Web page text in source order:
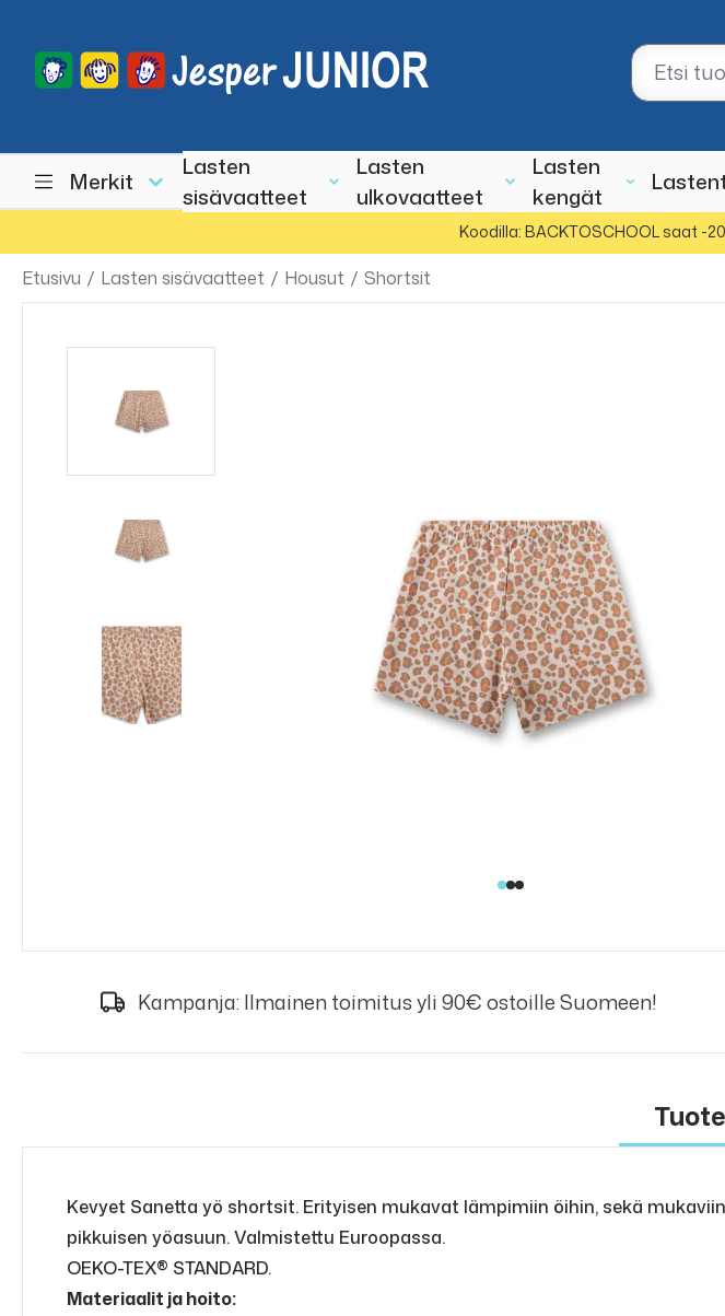
Merkit
Lasten
sisävaatteet
Lasten
ulkovaatteet
Lasten
kengät
Koodilla: BACKTOSCHOOL saat -
Etusivu / Lasten sisävaatteet / Housut / Shortsit
Kampanja: Ilmainen toimitus yli 90€ ostoille Suomeen!
Kevyet Sanetta yö shortsit. Erityisen mukavat lämpimiin öihin, sekä
pikkuisen yöasuun. Valmistettu Euroopassa.
OEKO-TEX® STANDARD.
Materiaalit ja hoito: